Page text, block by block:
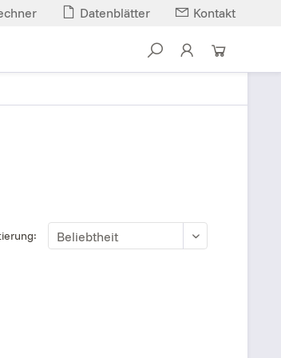
Datenblätter Kontakt